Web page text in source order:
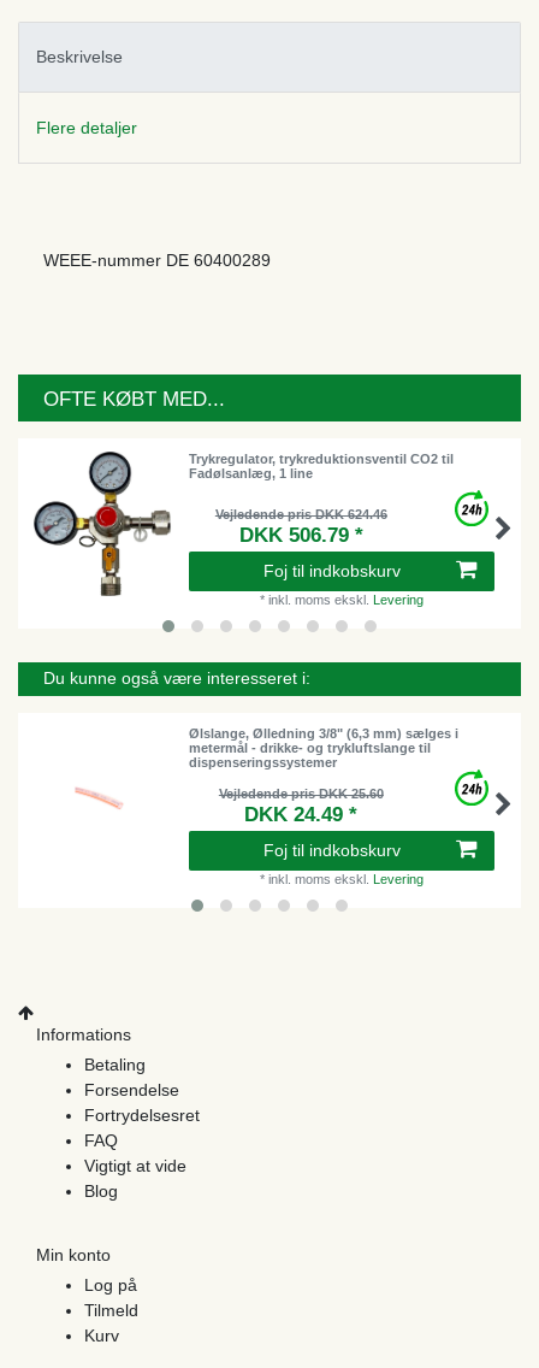
Beskrivelse
Flere detaljer
WEEE-nummer DE 60400289
OFTE KØBT MED...
Trykregulator, trykreduktionsventil CO2 til
Fadølsanlæg, 1 line
Vejledende pris DKK 624.46
DKK 506.79 *
Foj til indkobskurv
* inkl. moms ekskl. Levering
Du kunne også være interesseret i:
Ølslange, Ølledning 3/8" (6,3 mm) sælges i
metermål - drikke- og trykluftslange til
dispenseringssystemer
Vejledende pris DKK 25.60
DKK 24.49 *
Foj til indkobskurv
* inkl. moms ekskl. Levering
Informations
Betaling
Forsendelse
Fortrydelsesret
FAQ
Vigtigt at vide
Blog
Min konto
Log på
Tilmeld
Kurv